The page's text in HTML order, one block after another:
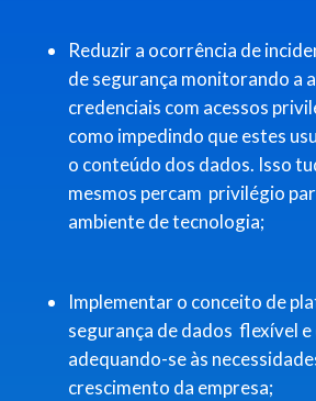
Reduzir a ocorrência de
de segurança monitorando a
credenciais com acessos
como impedindo que estes
o conteúdo dos dados. Isso
mesmos percam privilégio
ambiente de tecnologia;
Implementar o conceito de
segurança de dados flexível e
adequando-se às
crescimento da empresa;